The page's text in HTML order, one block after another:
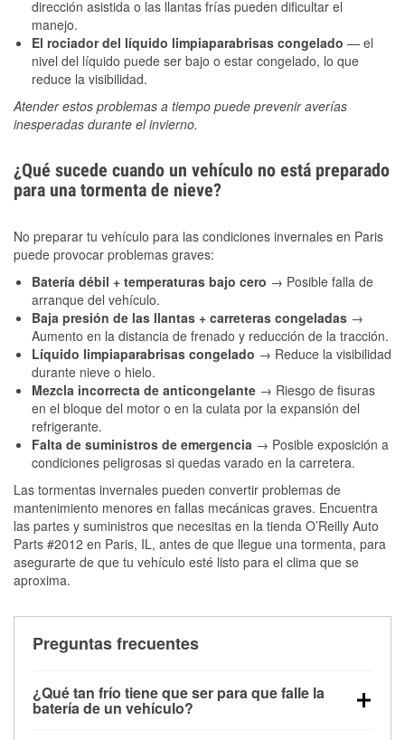
dirección asistida o las llantas frías pueden dificultar el
manejo.
El rociador del líquido limpiaparabrisas congelado — el
nivel del líquido puede ser bajo o estar congelado, lo que
reduce la visibilidad.
Atender estos problemas a tiempo puede prevenir averías
inesperadas durante el invierno.
¿Qué sucede cuando un vehículo no está preparado
para una tormenta de nieve?
No preparar tu vehículo para las condiciones invernales en Paris
puede provocar problemas graves:
Batería débil + temperaturas bajo cero → Posible falla de
arranque del vehículo.
Baja presión de las llantas + carreteras congeladas →
Aumento en la distancia de frenado y reducción de la tracción.
Líquido limpiaparabrisas congelado → Reduce la visibilidad
durante nieve o hielo.
Mezcla incorrecta de anticongelante → Riesgo de fisuras
en el bloque del motor o en la culata por la expansión del
refrigerante.
Falta de suministros de emergencia → Posible exposición a
condiciones peligrosas si quedas varado en la carretera.
Las tormentas invernales pueden convertir problemas de
mantenimiento menores en fallas mecánicas graves. Encuentra
las partes y suministros que necesitas en la tienda O’Reilly Auto
Parts #2012 en Paris, IL, antes de que llegue una tormenta, para
asegurarte de que tu vehículo esté listo para el clima que se
aproxima.
Preguntas frecuentes
¿Qué tan frío tiene que ser para que falle la
batería de un vehículo?